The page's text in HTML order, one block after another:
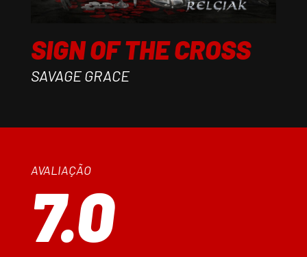
SIGN OF THE CROSS
SAVAGE GRACE
AVALIAÇÃO
7.0